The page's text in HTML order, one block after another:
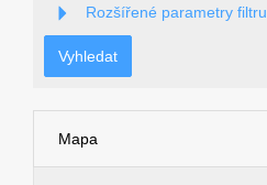
Rozšířené parametry filtru
Vyhledat
Mapa